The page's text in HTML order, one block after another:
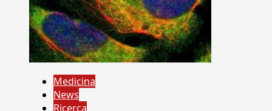
Medicina
News
Ricerca